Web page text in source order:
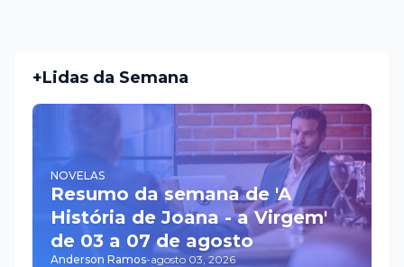
+Lidas da Semana
NOVELAS
Resumo da semana de 'A
História de Joana - a Virgem'
de 03 a 07 de agosto
Anderson Ramos-agosto 03, 2026